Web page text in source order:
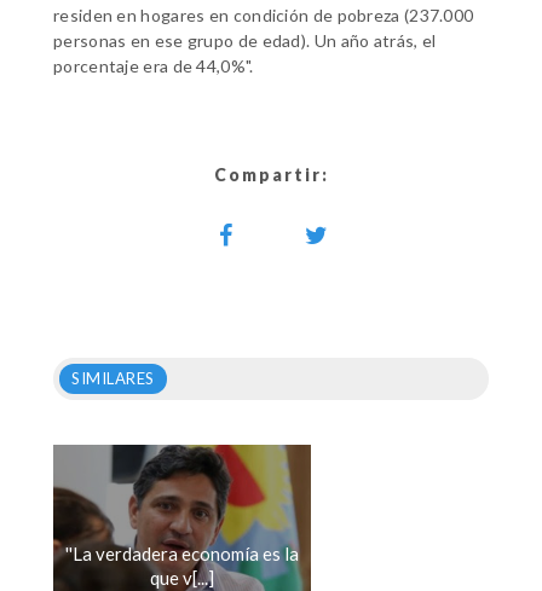
residen en hogares en condición de pobreza (237.000
personas en ese grupo de edad). Un año atrás, el
porcentaje era de 44,0%".
Compartir:
SIMILARES
''La verdadera economía es la
que v[...]